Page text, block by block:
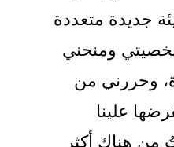
جديدة متعددة
ومنحني
وحررني من
علينا
من هناك أكثر